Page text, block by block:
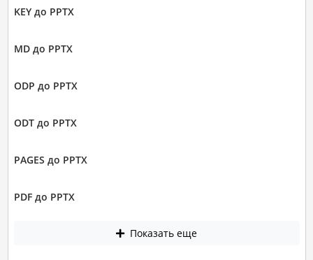
KEY до PPTX
MD до PPTX
ODP до PPTX
ODT до PPTX
PAGES до PPTX
PDF до PPTX
Показать еще